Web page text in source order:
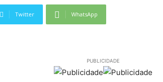
Twitter WhatsApp
PUBLICIDADE